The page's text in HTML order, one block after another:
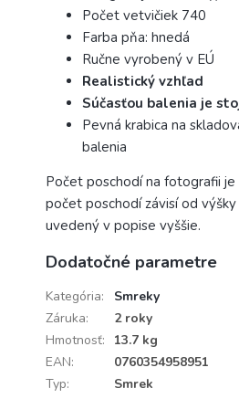
Počet vetvičiek 740
Farba pňa: hnedá
Ručne vyrobený v EÚ
Realistický vzhľad
Súčasťou balenia je
Pevná krabica na
balenia
Počet poschodí na fotografii je
počet poschodí závisí od
uvedený v popise vyššie.
Dodatočné parametre
Kategória:
Smreky
Záruka:
2 roky
Hmotnosť:
13.7 kg
EAN:
0760354958951
Typ: Smrek